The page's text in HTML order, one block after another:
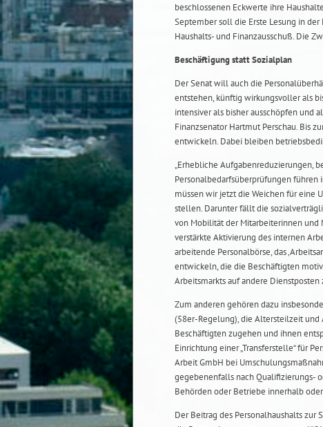
beschlossenen Eckwerte ihre
September soll die Erste Lesung in
Haushalts- und Finanzausschuß. Die
Beschäftigung statt Sozialplan
Der Senat will auch die
entstehen, künftig wirkungsvoller als
intensiver als bisher ausschöpfen und
Finanzsenator Hartmut Perschau. Bis
entwickeln. Dabei bleiben
„Erhebliche Aufgabenreduzierungen,
Personalbedarfsüberprüfungen führen
müssen wir jetzt die Weichen für eine
stellen. Darunter fällt die
von Mobilität der Mitarbeiterinnen und
verstärkte Aktivierung des internen
arbeitende Personalbörse, das
entwickeln, die die Beschäftigten
Arbeitsmarkts auf andere Dienstposten
Zum anderen gehören dazu
(58er-Regelung), die Altersteilzeit und
Beschäftigten zugehen und ihnen
Einrichtung einer „Transferstelle“ für
Arbeit GmbH bei
gegebenenfalls nach Qualifizierungs-
Behörden oder Betriebe innerhalb
Der Beitrag des Personalhaushalts zur